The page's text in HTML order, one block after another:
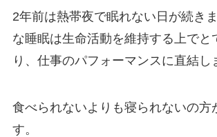
2年前は熱帯夜で眠れない日が続き
な睡眠は生命活動を維持する上でと
り、仕事のパフォーマンスに直結し
食べられないよりも寝られないの方
す。